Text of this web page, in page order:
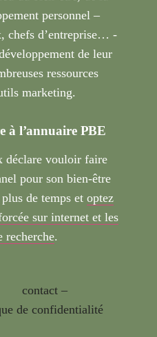
personnel –
chefs d’entreprise… -
de leur
ressources
marketing.
à l’annuaire PBE
déclare vouloir faire
pour son bien-être
de temps et optez
sur internet et les
recherche.
contact –
de confidentialité